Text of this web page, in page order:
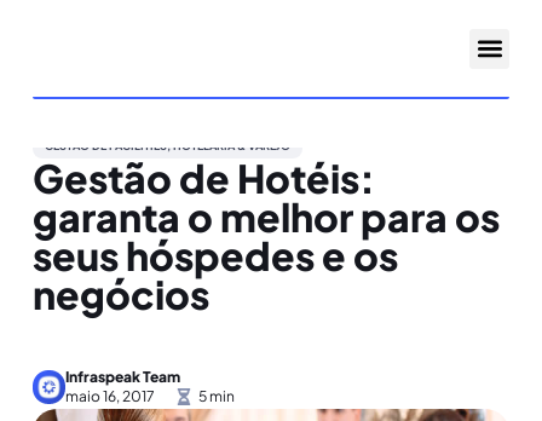
GESTÃO DE FACILITIES,HOTELARIA & VAREJO
Gestão de Hotéis:
garanta o melhor para os
seus hóspedes e os
negócios
Infraspeak Team
maio 16, 2017